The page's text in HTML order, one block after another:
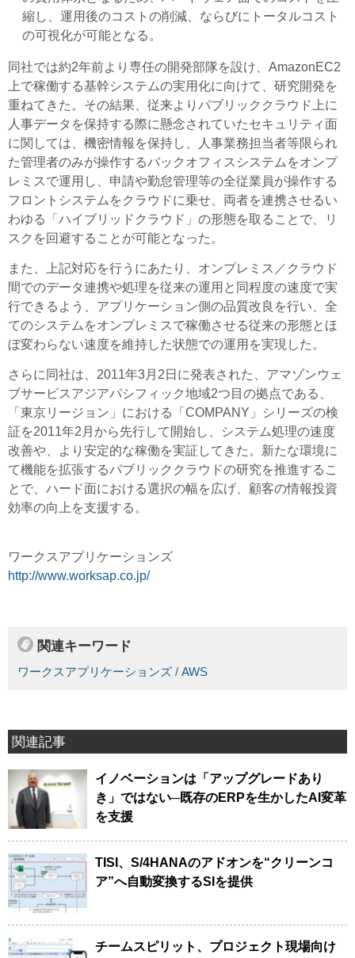
縮し、運用後のコストの削減、ならびにトータルコスト
の可視化が可能となる。
同社では約2年前より専任の開発部隊を設け、AmazonEC2
上で稼働する基幹システムの実用化に向けて、研究開発を
重ねてきた。その結果、従来よりパブリッククラウド上に
人事データを保持する際に懸念されていたセキュリティ面
に関しては、機密情報を保持し、人事業務担当者等限られ
た管理者のみが操作するバックオフィスシステムをオンプ
レミスで運用し、申請や勤怠管理等の全従業員が操作する
フロントシステムをクラウドに乗せ、両者を連携させるい
わゆる「ハイブリッドクラウド」の形態を取ることで、リ
スクを回避することが可能となった。
また、上記対応を行うにあたり、オンプレミス／クラウド
間でのデータ連携や処理を従来の運用と同程度の速度で実
行できるよう、アプリケーション側の品質改良を行い、全
てのシステムをオンプレミスで稼働させる従来の形態とほ
ぼ変わらない速度を維持した状態での運用を実現した。
さらに同社は、2011年3月2日に発表された、アマゾンウェ
ブサービスアジアパシフィック地域2つ目の拠点である、
「東京リージョン」における「COMPANY」シリーズの検
証を2011年2月から先行して開始し、システム処理の速度
改善や、より安定的な稼働を実証してきた。新たな環境に
て機能を拡張するパブリッククラウドの研究を推進するこ
とで、ハード面における選択の幅を広げ、顧客の情報投資
効率の向上を支援する。
ワークスアプリケーションズ
http://www.worksap.co.jp/
関連キーワード
ワークスアプリケーションズ / AWS
関連記事
イノベーションは「アップグレードあり
き」ではない─既存のERPを生かしたAI変革
を支援
TISI、S/4HANAのアドオンを“クリーンコ
ア”へ自動変換するSIを提供
チームスピリット、プロジェクト現場向け